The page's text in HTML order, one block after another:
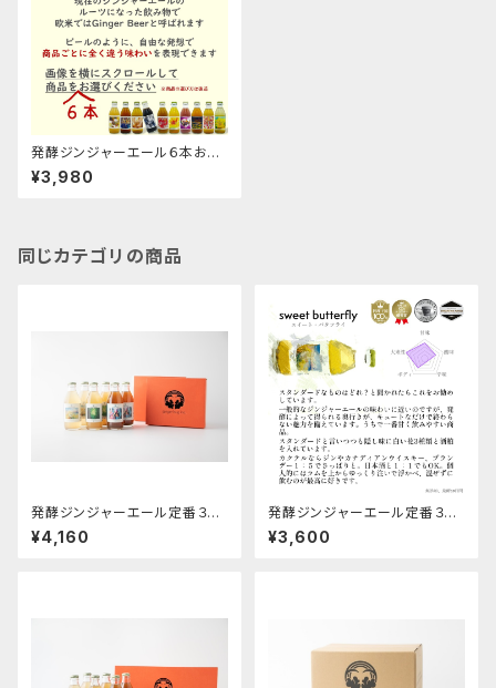
発酵ジンジャーエール６本お選
びくださいギフト箱セット
¥3,980
同じカテゴリの商品
発酵ジンジャーエール定番３種
ギフト箱×２箱セット
¥4,160
発酵ジンジャーエール定番３種
の６本セット
¥3,600